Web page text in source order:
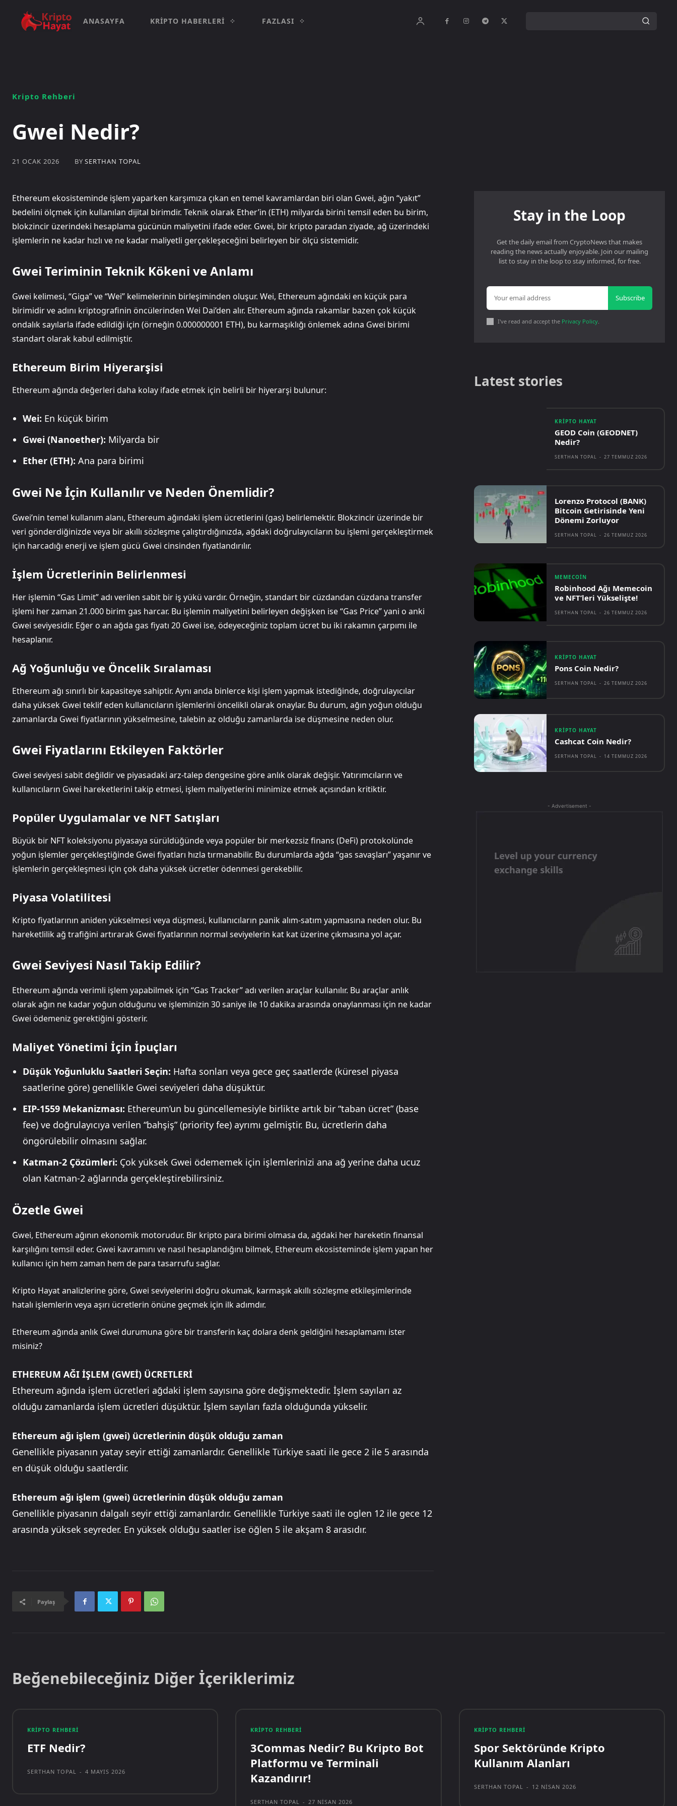
ANASAYFA KRIPTO HABERLERI FAZLASI
Kripto Rehberi
Gwei Nedir?
21 OCAK 2026 BY SERTHAN TOPAL
Ethereum ekosisteminde işlem yaparken karşımıza çıkan en temel kavramlardan biri olan Gwei, ağın “yakıt”
bedelini ölçmek için kullanılan dijital birimdir. Teknik olarak Ether’in (ETH) milyarda birini temsil eden bu birim,
blokzincir üzerindeki hesaplama gücünün maliyetini ifade eder. Gwei, bir kripto paradan ziyade, ağ üzerindeki
işlemlerin ne kadar hızlı ve ne kadar maliyetli gerçekleşeceğini belirleyen bir ölçü sistemidir.
Gwei Teriminin Teknik Kökeni ve Anlamı
Gwei kelimesi, “Giga” ve “Wei” kelimelerinin birleşiminden oluşur. Wei, Ethereum ağındaki en küçük para
birimidir ve adını kriptografinin öncülerinden Wei Dai’den alır. Ethereum ağında rakamlar bazen çok küçük
ondalık sayılarla ifade edildiği için (örneğin 0.000000001 ETH), bu karmaşıklığı önlemek adına Gwei birimi
standart olarak kabul edilmiştir.
Ethereum Birim Hiyerarşisi
Ethereum ağında değerleri daha kolay ifade etmek için belirli bir hiyerarşi bulunur:
Wei: En küçük birim
Gwei (Nanoether): Milyarda bir
Ether (ETH): Ana para birimi
Gwei Ne İçin Kullanılır ve Neden Önemlidir?
Gwei’nin temel kullanım alanı, Ethereum ağındaki işlem ücretlerini (gas) belirlemektir. Blokzincir üzerinde bir
veri gönderdiğinizde veya bir akıllı sözleşme çalıştırdığınızda, ağdaki doğrulayıcıların bu işlemi gerçekleştirmek
için harcadığı enerji ve işlem gücü Gwei cinsinden fiyatlandırılır.
İşlem Ücretlerinin Belirlenmesi
Her işlemin “Gas Limit” adı verilen sabit bir iş yükü vardır. Örneğin, standart bir cüzdandan cüzdana transfer
işlemi her zaman 21.000 birim gas harcar. Bu işlemin maliyetini belirleyen değişken ise “Gas Price” yani o anki
Gwei seviyesidir. Eğer o an ağda gas fiyatı 20 Gwei ise, ödeyeceğiniz toplam ücret bu iki rakamın çarpımı ile
hesaplanır.
Ağ Yoğunluğu ve Öncelik Sıralaması
Ethereum ağı sınırlı bir kapasiteye sahiptir. Aynı anda binlerce kişi işlem yapmak istediğinde, doğrulayıcılar
daha yüksek Gwei teklif eden kullanıcıların işlemlerini öncelikli olarak onaylar. Bu durum, ağın yoğun olduğu
zamanlarda Gwei fiyatlarının yükselmesine, talebin az olduğu zamanlarda ise düşmesine neden olur.
Gwei Fiyatlarını Etkileyen Faktörler
Gwei seviyesi sabit değildir ve piyasadaki arz-talep dengesine göre anlık olarak değişir. Yatırımcıların ve
kullanıcıların Gwei hareketlerini takip etmesi, işlem maliyetlerini minimize etmek açısından kritiktir.
Popüler Uygulamalar ve NFT Satışları
Büyük bir NFT koleksiyonu piyasaya sürüldüğünde veya popüler bir merkezsiz finans (DeFi) protokolünde
yoğun işlemler gerçekleştiğinde Gwei fiyatları hızla tırmanabilir. Bu durumlarda ağda “gas savaşları” yaşanır ve
işlemlerin gerçekleşmesi için çok daha yüksek ücretler ödenmesi gerekebilir.
Piyasa Volatilitesi
Kripto fiyatlarının aniden yükselmesi veya düşmesi, kullanıcıların panik alım-satım yapmasına neden olur. Bu
hareketlilik ağ trafiğini artırarak Gwei fiyatlarının normal seviyelerin kat kat üzerine çıkmasına yol açar.
Gwei Seviyesi Nasıl Takip Edilir?
Ethereum ağında verimli işlem yapabilmek için “Gas Tracker” adı verilen araçlar kullanılır. Bu araçlar anlık
olarak ağın ne kadar yoğun olduğunu ve işleminizin 30 saniye ile 10 dakika arasında onaylanması için ne kadar
Gwei ödemeniz gerektiğini gösterir.
Maliyet Yönetimi İçin İpuçları
Düşük Yoğunluklu Saatleri Seçin: Hafta sonları veya gece geç saatlerde (küresel piyasa
saatlerine göre) genellikle Gwei seviyeleri daha düşüktür.
EIP-1559 Mekanizması: Ethereum’un bu güncellemesiyle birlikte artık bir “taban ücret” (base
fee) ve doğrulayıcıya verilen “bahşiş” (priority fee) ayrımı gelmiştir. Bu, ücretlerin daha
öngörülebilir olmasını sağlar.
Katman-2 Çözümleri: Çok yüksek Gwei ödememek için işlemlerinizi ana ağ yerine daha ucuz
olan Katman-2 ağlarında gerçekleştirebilirsiniz.
Özetle Gwei
Gwei, Ethereum ağının ekonomik motorudur. Bir kripto para birimi olmasa da, ağdaki her hareketin finansal
karşılığını temsil eder. Gwei kavramını ve nasıl hesaplandığını bilmek, Ethereum ekosisteminde işlem yapan her
kullanıcı için hem zaman hem de para tasarrufu sağlar.
Kripto Hayat analizlerine göre, Gwei seviyelerini doğru okumak, karmaşık akıllı sözleşme etkileşimlerinde
hatalı işlemlerin veya aşırı ücretlerin önüne geçmek için ilk adımdır.
Ethereum ağında anlık Gwei durumuna göre bir transferin kaç dolara denk geldiğini hesaplamamı ister
misiniz?
ETHEREUM AĞI İŞLEM (GWEİ) ÜCRETLERİ
Ethereum ağında işlem ücretleri ağdaki işlem sayısına göre değişmektedir. İşlem sayıları az
olduğu zamanlarda işlem ücretleri düşüktür. İşlem sayıları fazla olduğunda yükselir.
Ethereum ağı işlem (gwei) ücretlerinin düşük olduğu zaman
Genellikle piyasanın yatay seyir ettiği zamanlardır. Genellikle Türkiye saati ile gece 2 ile 5 arasında
en düşük olduğu saatlerdir.
Ethereum ağı işlem (gwei) ücretlerinin düşük olduğu zaman
Genellikle piyasanın dalgalı seyir ettiği zamanlardır. Genellikle Türkiye saati ile oglen 12 ile gece 12
arasında yüksek seyreder. En yüksek olduğu saatler ise öğlen 5 ile akşam 8 arasıdır.
Paylaş
Stay in the Loop
Get the daily email from CryptoNews that makes
reading the news actually enjoyable. Join our mailing
list to stay in the loop to stay informed, for free.
Subscribe
I've read and accept the Privacy Policy.
Latest stories
KRIPTO HAYAT
GEOD Coin (GEODNET)
Nedir?
SERTHAN TOPAL - 27 TEMMUZ 2026
Lorenzo Protocol (BANK)
Bitcoin Getirisinde Yeni
Dönemi Zorluyor
SERTHAN TOPAL - 26 TEMMUZ 2026
MEMECOIN
Robinhood Ağı Memecoin
ve NFT’leri Yükselişte!
SERTHAN TOPAL - 26 TEMMUZ 2026
KRIPTO HAYAT
Pons Coin Nedir?
SERTHAN TOPAL - 26 TEMMUZ 2026
KRIPTO HAYAT
Cashcat Coin Nedir?
SERTHAN TOPAL - 14 TEMMUZ 2026
- Advertisement -
Beğenebileceğiniz Diğer İçeriklerimiz
KRIPTO REHBERI
ETF Nedir?
SERTHAN TOPAL - 4 MAYIS 2026
KRIPTO REHBERI
3Commas Nedir? Bu Kripto Bot
Platformu ve Terminali
Kazandırır!
SERTHAN TOPAL - 27 NISAN 2026
KRIPTO REHBERI
Spor Sektöründe Kripto
Kullanım Alanları
SERTHAN TOPAL - 12 NISAN 2026